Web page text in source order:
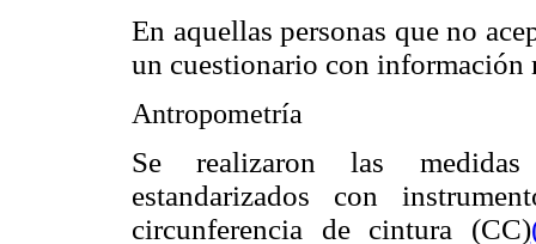
En aquellas personas que no
un cuestionario con información
Antropometría
Se realizaron las medidas
estandarizados con
circunferencia de cintura (CC)